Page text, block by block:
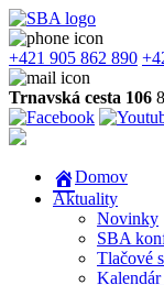
+421 905 862 890
Trnavská cesta 106
Domov
Aktuality
Novinky
SBA
Tlačové